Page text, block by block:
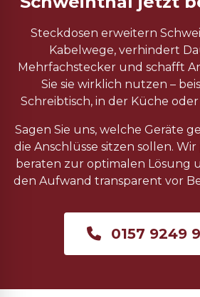
Steckdosen erweitern
Kabelwege, verhindert
Mehrfachstecker und schafft
Sie sie wirklich nutzen –
Schreibtisch, in der Küche
Sagen Sie uns, welche Geräte
die Anschlüsse sitzen sollen.
beraten zur optimalen Lösung
den Aufwand transparent vor
0157 9249